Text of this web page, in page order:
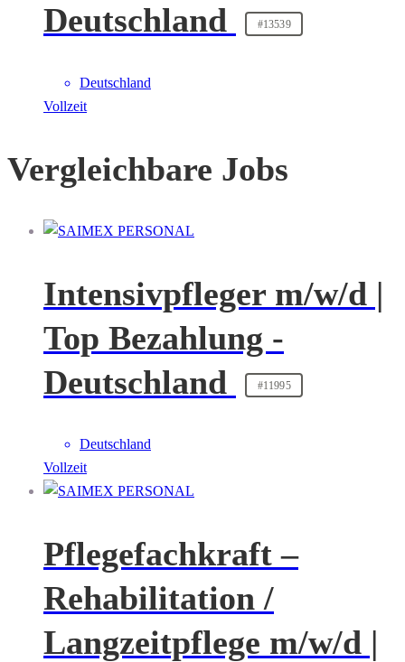
Deutschland
#13539
Deutschland
Vollzeit
Vergleichbare Jobs
Intensivpfleger m/w/d |
Top Bezahlung -
Deutschland
#11995
Deutschland
Vollzeit
Pflegefachkraft –
Rehabilitation /
Langzeitpflege m/w/d |